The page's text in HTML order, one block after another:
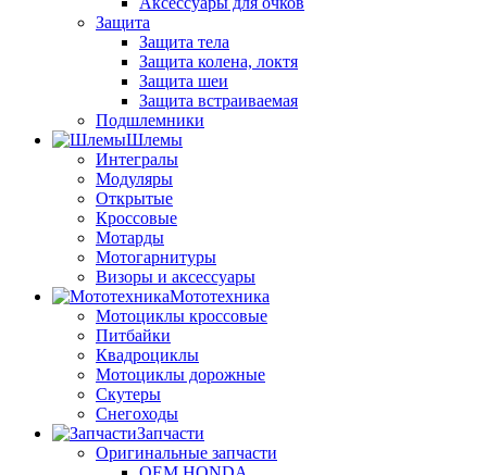
Защита
Защита тела
Защита колена, локтя
Защита шеи
Защита встраиваемая
Подшлемники
Шлемы
Интегралы
Модуляры
Открытые
Кроссовые
Мотарды
Мотогарнитуры
Визоры и аксессуары
Мототехника
Мотоциклы кроссовые
Питбайки
Квадроциклы
Мотоциклы дорожные
Скутеры
Снегоходы
Запчасти
Оригинальные запчасти